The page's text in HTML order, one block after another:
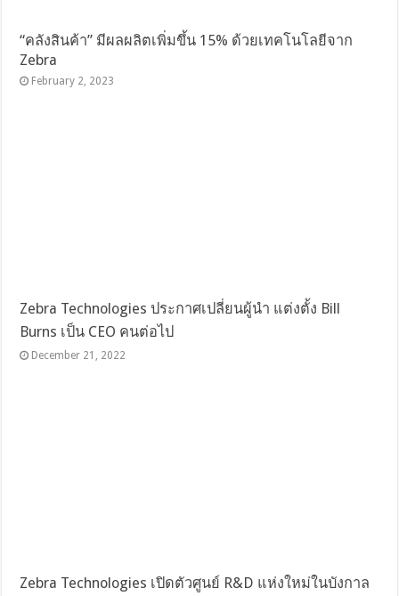
“คลังสินค้า” มีผลผลิตเพิ่มขึ้น 15% ด้วยเทคโนโลยีจาก
Zebra
February 2, 2023
Zebra Technologies ประกาศเปลี่ยนผู้นำ แต่งตั้ง Bill
Burns เป็น CEO คนต่อไป
December 21, 2022
Zebra Technologies เปิดตัวศูนย์ R&D แห่งใหม่ในบังกาล